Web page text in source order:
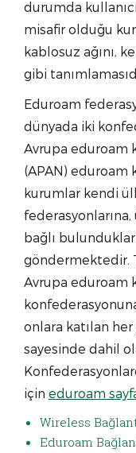
durumda
misafir olduğu
kablosuz ağını,
gibi
Eduroam
dünyada iki
Avrupa eduroam
(APAN) eduroam
kurumlar kendi
bağlı
göndermektedir.
Avrupa eduroam
onlara katılan
sayesinde dahil
için eduroam
Wireless
Eduroam